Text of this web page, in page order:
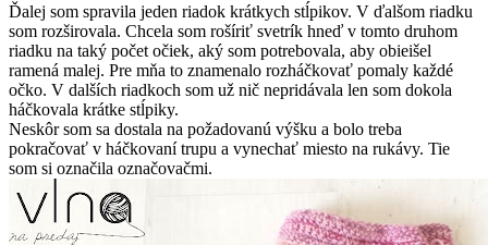
Ďalej som spravila jeden riadok krátkych stĺpikov. V ďalšom riadku
som rozširovala. Chcela som rošíriť svetrík hneď v tomto druhom
riadku na taký počet očiek, aký som potrebovala, aby obieišel
ramená malej. Pre mňa to znamenalo rozháčkovať pomaly každé
očko. V dalších riadkoch som už nič nepridávala len som dokola
háčkovala krátke stĺpiky.
Neskôr som sa dostala na požadovanú výšku a bolo treba
pokračovať v háčkovaní trupu a vynechať miesto na rukávy. Tie
som si označila označovačmi.